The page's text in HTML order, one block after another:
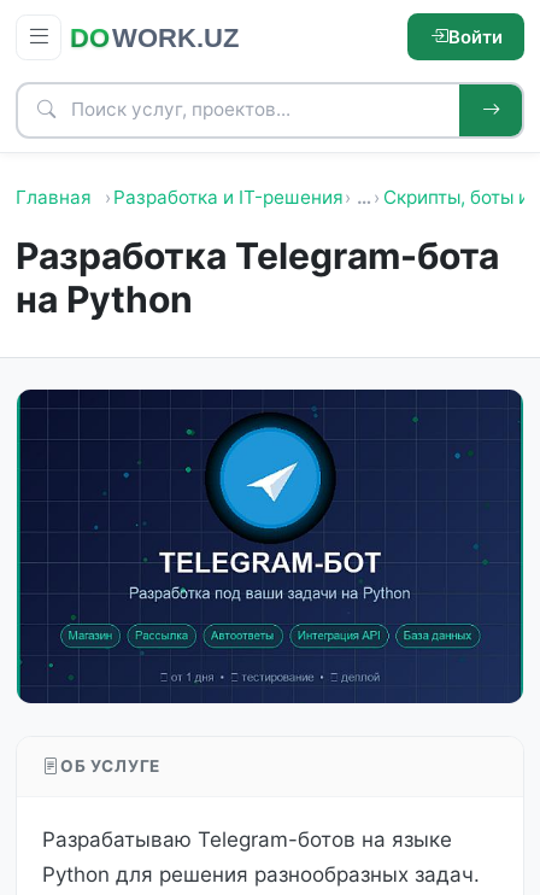
Войти
Главная Разработка и IT-решения … Скрипты, боты и
Разработка Telegram-бота
на Python
ОБ УСЛУГЕ
Разрабатываю Telegram-ботов на языке
Python для решения разнообразных задач.